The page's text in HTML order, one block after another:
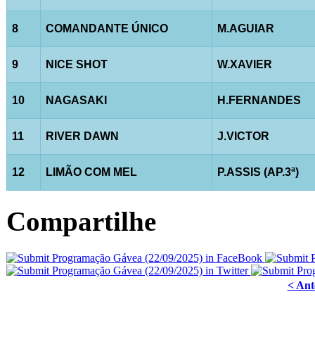
8 COMANDANTE ÚNICO M.AGUIAR
9 NICE SHOT W.XAVIER
10 NAGASAKI H.FERNANDES
11 RIVER DAWN J.VICTOR
12 LIMÃO COM MEL P.ASSIS (AP.3ª)
Compartilhe
<